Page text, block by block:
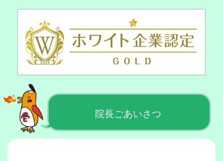
院長ごあいさつ